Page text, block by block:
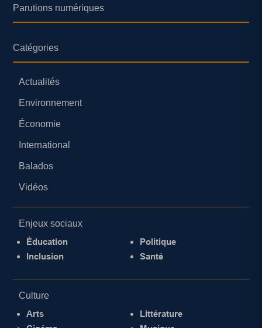
Parutions numériques
Catégories
Actualités
Environnement
Économie
International
Balados
Vidéos
Enjeux sociaux
Éducation
Inclusion
Politique
Santé
Culture
Arts
Littérature